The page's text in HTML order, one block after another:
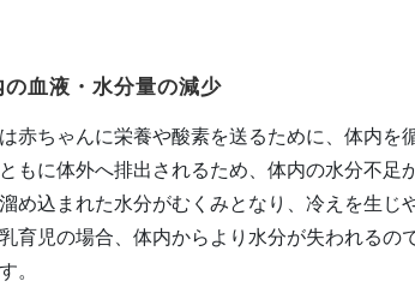
の血液・水分量の減少
赤ちゃんに栄養や酸素を送るために、体内
もに体外へ排出されるため、体内の水分不足
め込まれた水分がむくみとなり、冷えを生じ
育児の場合、体内からより水分が失われるの
。